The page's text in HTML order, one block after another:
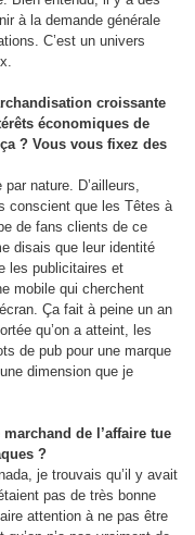
à la demande générale
C’est un univers
croissante
économiques de
? Vous vous fixez des
nature. D’ailleurs,
conscient que les Têtes à
de fans clients de ce
disais que leur identité
les publicitaires et
mobile qui cherchent
Ça fait à peine un an
qu’on a atteint, les
de pub pour une marque
dimension que je
de l’affaire tue
?
je trouvais qu’il y avait
pas de très bonne
attention à ne pas être